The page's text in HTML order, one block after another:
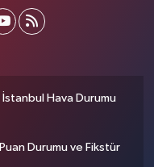
İstanbul Hava Durumu
Puan Durumu ve Fikstür